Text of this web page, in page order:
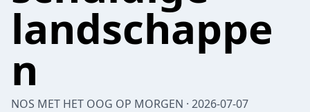
landschappe
n
NOS MET HET OOG OP MORGEN · 2026-07-07